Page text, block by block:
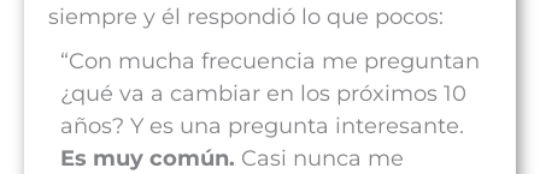
siempre y él respondió lo que pocos:
“Con mucha frecuencia me preguntan
¿qué va a cambiar en los próximos 10
años? Y es una pregunta interesante.
Es muy común. Casi nunca me